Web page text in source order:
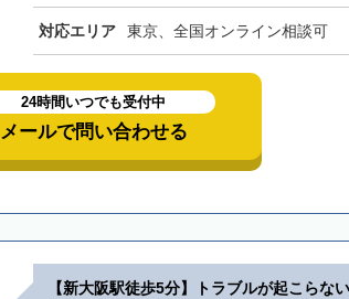
対応エリア 東京、全国オンライン相談可
24時間いつでも受付中
メールで問い合わせる
【新大阪駅徒歩5分】トラブルが起こらな